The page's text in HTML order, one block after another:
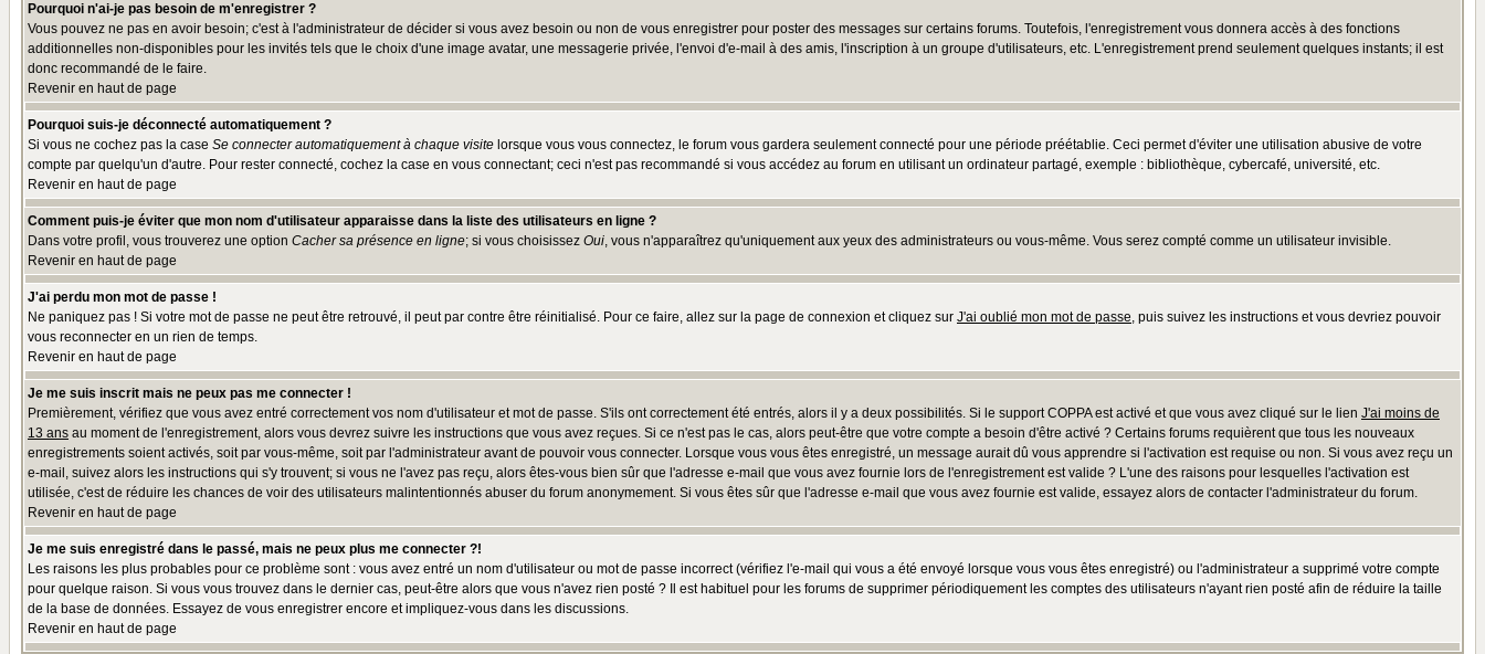
Pourquoi n'ai-je pas besoin de m'enregistrer ?
Vous pouvez ne pas en avoir besoin; c'est à l'administrateur de décider si vous avez besoin ou non de vous enregistrer pour poster des messages sur certains forums. Toutefois, l'enregistrement vous donnera accès à des fonctions
additionnelles non-disponibles pour les invités tels que le choix d'une image avatar, une messagerie privée, l'envoi d'e-mail à des amis, l'inscription à un groupe d'utilisateurs, etc. L'enregistrement prend seulement quelques instants; il est
donc recommandé de le faire.
Revenir en haut de page
Pourquoi suis-je déconnecté automatiquement ?
Si vous ne cochez pas la case Se connecter automatiquement à chaque visite lorsque vous vous connectez, le forum vous gardera seulement connecté pour une période préétablie. Ceci permet d'éviter une utilisation abusive de votre
compte par quelqu'un d'autre. Pour rester connecté, cochez la case en vous connectant; ceci n'est pas recommandé si vous accédez au forum en utilisant un ordinateur partagé, exemple : bibliothèque, cybercafé, université, etc.
Revenir en haut de page
Comment puis-je éviter que mon nom d'utilisateur apparaisse dans la liste des utilisateurs en ligne ?
Dans votre profil, vous trouverez une option Cacher sa présence en ligne; si vous choisissez Oui, vous n'apparaîtrez qu'uniquement aux yeux des administrateurs ou vous-même. Vous serez compté comme un utilisateur invisible.
Revenir en haut de page
J'ai perdu mon mot de passe !
Ne paniquez pas ! Si votre mot de passe ne peut être retrouvé, il peut par contre être réinitialisé. Pour ce faire, allez sur la page de connexion et cliquez sur J'ai oublié mon mot de passe, puis suivez les instructions et vous devriez pouvoir
vous reconnecter en un rien de temps.
Revenir en haut de page
Je me suis inscrit mais ne peux pas me connecter !
Premièrement, vérifiez que vous avez entré correctement vos nom d'utilisateur et mot de passe. S'ils ont correctement été entrés, alors il y a deux possibilités. Si le support COPPA est activé et que vous avez cliqué sur le lien J'ai moins de
13 ans au moment de l'enregistrement, alors vous devrez suivre les instructions que vous avez reçues. Si ce n'est pas le cas, alors peut-être que votre compte a besoin d'être activé ? Certains forums requièrent que tous les nouveaux
enregistrements soient activés, soit par vous-même, soit par l'administrateur avant de pouvoir vous connecter. Lorsque vous vous êtes enregistré, un message aurait dû vous apprendre si l'activation est requise ou non. Si vous avez reçu un
e-mail, suivez alors les instructions qui s'y trouvent; si vous ne l'avez pas reçu, alors êtes-vous bien sûr que l'adresse e-mail que vous avez fournie lors de l'enregistrement est valide ? L'une des raisons pour lesquelles l'activation est
utilisée, c'est de réduire les chances de voir des utilisateurs malintentionnés abuser du forum anonymement. Si vous êtes sûr que l'adresse e-mail que vous avez fournie est valide, essayez alors de contacter l'administrateur du forum.
Revenir en haut de page
Je me suis enregistré dans le passé, mais ne peux plus me connecter ?!
Les raisons les plus probables pour ce problème sont : vous avez entré un nom d'utilisateur ou mot de passe incorrect (vérifiez l'e-mail qui vous a été envoyé lorsque vous vous êtes enregistré) ou l'administrateur a supprimé votre compte
pour quelque raison. Si vous vous trouvez dans le dernier cas, peut-être alors que vous n'avez rien posté ? Il est habituel pour les forums de supprimer périodiquement les comptes des utilisateurs n'ayant rien posté afin de réduire la taille
de la base de données. Essayez de vous enregistrer encore et impliquez-vous dans les discussions.
Revenir en haut de page